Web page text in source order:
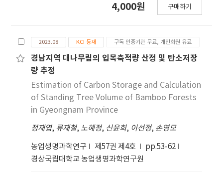
탄소계수는 국가 공인 자료를 활용하였다. 탄소 계정
며, 1영급지 탄소흡수량 평균은 소나무림 4.441
tCO2 ha-1 yr-1, 상수리나무림 5.260 tCO2 ha-1
yr-1으로 나타났다
존 입목죽의 밀도, H/D형상비, 수관밀도, 해발고, 토
는 환경인자를 두어서, 반응변수와 설명변수 간 관계
를 수량화 I 방법으로 분석하였다. 신죽의 발생량에 관
여하는 인자는 기존 입목죽 밀도, H/D형상비, 해발
고, 토양형, 국소지형인 것으로 나타났으며, 이들의
관계는 다중회귀식 형태의 모델로 도출되었다. 이 추
정모델의 설명력은 50.4%였으며, 모델의 통계적 유
의성은 5% 유의수준에서 인정이 되었다. 그리고 5개
설명변수 중 내부상관을 배제한 편상관계수를 도출한
결과, 계수는 국소지형, 입목죽의 입목밀도, H/D형
상비 순으로 나타났다. 수량화분석 에 의한 신죽 재적
생장에 관여하는 인자로는 입목죽의 밀도, H/D형상
4,000원 구매하기
2023.08 KCI 등재 구독 인증기관 무료, 개인회원 유료
경남지역 대나무림의 입목축적량 산정 및 탄소저장
량 추정
Estimation of Carbon Storage and Calculation
of Standing Tree Volume of Bamboo Forests
in Gyeongnam Province
정재엽, 류재철, 노혜정, 신윤희, 이선정, 손영모
농업생명과학연구 제57권 제4호
pp.53-62
경상국립대학교 농업생명과학연구원